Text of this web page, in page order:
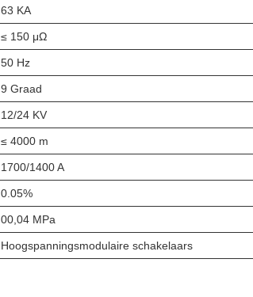
63 KA
≤ 150 μΩ
50 Hz
9 Graad
12/24 KV
≤ 4000 m
1700/1400 A
0.05%
00,04 MPa
Hoogspanningsmodulaire schakelaars